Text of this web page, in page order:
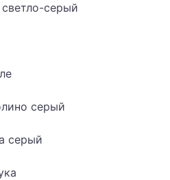
серый
серый
серый